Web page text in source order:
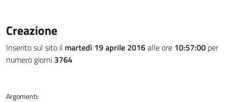
Creazione
Inserito sul sito il martedì 19 aprile 2016alle ore 10:57:00 per
numero giorni 3764
Argomenti: